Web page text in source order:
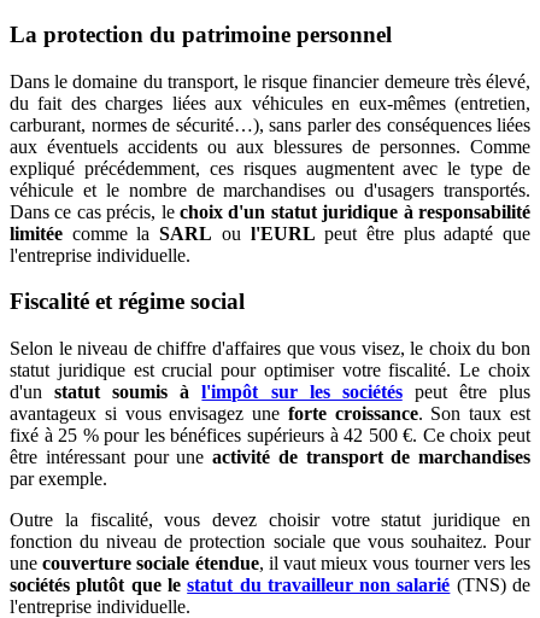
La protection du patrimoine personnel
Dans le domaine du transport, le risque financier demeure très élevé,
du fait des charges liées aux véhicules en eux-mêmes (entretien,
carburant, normes de sécurité…), sans parler des conséquences liées
aux éventuels accidents ou aux blessures de personnes. Comme
expliqué précédemment, ces risques augmentent avec le type de
véhicule et le nombre de marchandises ou d'usagers transportés.
Dans ce cas précis, le choix d'un statut juridique à responsabilité
limitée comme laSARL ou l'EURL peut être plus adapté que
l'entreprise individuelle.
Fiscalité et régime social
Selon le niveau de chiffre d'affaires que vous visez, le choix du bon
statut juridique est crucial pour optimiser votre fiscalité. Le choix
d'unstatut soumis àl'impôt sur les sociétéspeut être plus
avantageux si vous envisagez une forte croissance. Son taux est
fixé à 25 % pour les bénéfices supérieurs à 42 500 €. Ce choix peut
être intéressant pour une activité de transport de marchandises
par exemple.
Outre la fiscalité, vous devez choisir votre statut juridique en
fonction du niveau de protection sociale que vous souhaitez. Pour
unecouverture sociale étendue, il vaut mieux vous tourner vers les
sociétés plutôt que lestatut du travailleur non salarié (TNS) de
l'entreprise individuelle.